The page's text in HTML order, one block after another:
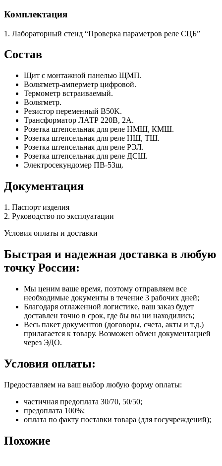
Комплектация
1. Лабораторный стенд “Проверка параметров реле СЦБ”
Состав
Щит с монтажной панелью ЩМП.
Вольтметр-амперметр цифровой.
Термометр встраиваемый.
Вольтметр.
Резистор переменный B50K.
Трансформатор ЛАТР 220В, 2А.
Розетка штепсельная для реле НМШ, КМШ.
Розетка штепсельная для реле НШ, ТШ.
Розетка штепсельная для реле РЭЛ.
Розетка штепсельная для реле ДСШ.
Электросекундомер ПВ-53щ.
Документация
1. Паспорт изделия
2. Руководство по эксплуатации
Условия оплаты и доставки
Быстрая и надежная доставка в любую
точку России:
Мы ценим ваше время, поэтому отправляем все
необходимые документы в течение 3 рабочих дней;
Благодаря отлаженной логистике, ваш заказ будет
доставлен точно в срок, где бы вы ни находились;
Весь пакет документов (договоры, счета, акты и т.д.)
прилагается к товару. Возможен обмен документацией
через ЭДО.
Условия оплаты:
Предоставляем на ваш выбор любую форму оплаты:
частичная предоплата 30/70, 50/50;
предоплата 100%;
оплата по факту поставки товара (для госучреждений);
Похожие